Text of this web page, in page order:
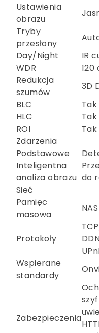
Ustawienia
obrazu
Tryby
przesłony
Day/Night
IR
WDR
120
Redukcja
szumów
3D
BLC
Tak
HLC
Tak
ROI
Tak
Zdarzenia
Podstawowe
Inteligentna
analiza obrazu do
Sieć
Pamięc
masowa
Protokoły
Wspierane
standardy
Zabezpieczenia